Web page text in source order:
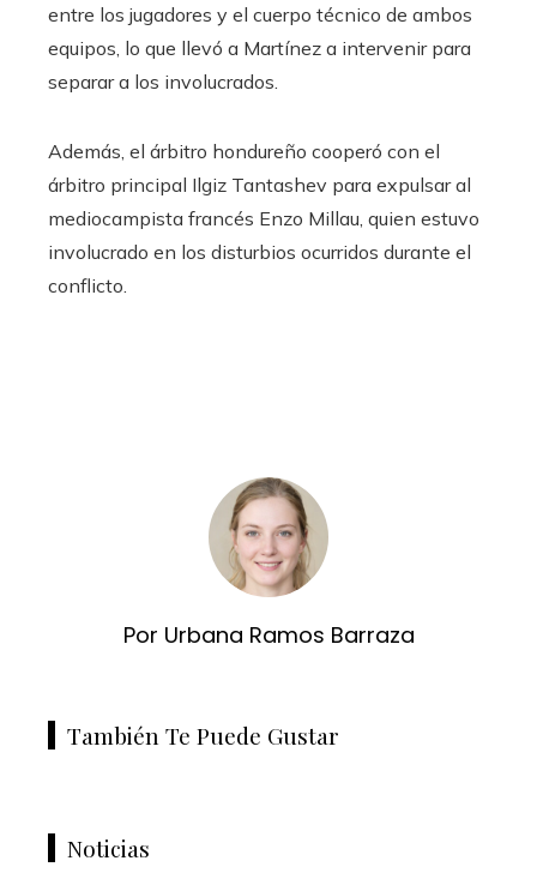
entre los jugadores y el cuerpo técnico de ambos
equipos, lo que llevó a Martínez a intervenir para
separar a los involucrados.
Además, el árbitro hondureño cooperó con el
árbitro principal Ilgiz Tantashev para expulsar al
mediocampista francés Enzo Millau, quien estuvo
involucrado en los disturbios ocurridos durante el
conflicto.
Por Urbana Ramos Barraza
También Te Puede Gustar
Noticias